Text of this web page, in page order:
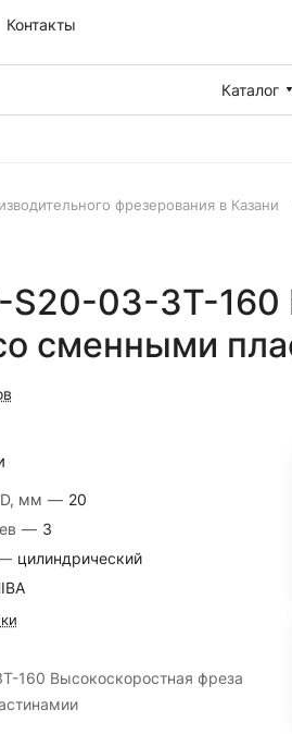
Контакты
Каталог
фрезерования в Казани
S20-03-3T-160
сменными
мм — 20
— 3
цилиндрический
160 Высокоскоростная фреза